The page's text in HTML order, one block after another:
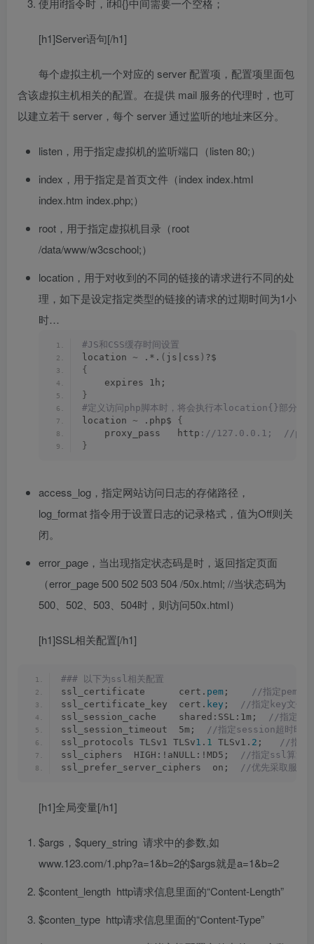
使用if指令时，if和{}中间需要一个空格；
[h1]Server语句[/h1]
每个虚拟主机一个对应的 server 配置项，配置项里面包
含该虚拟主机相关的配置。在提供 mail 服务的代理时，也可
以建立若干 server，每个 server 通过监听的地址来区分。
listen，用于指定虚拟机的监听端口（listen80;）
index，用于指定是首页文件（index index.html
index.htm index.php;）
root，用于指定虚拟机目录（root
/data/www/w3cschool;）
location，用于对收到的不同的链接的请求进行不同的处
理，如下是设定指定类型的链接的请求的过期时间为1小
时…
#JS和CSS缓存时间设置
location ~ .*. ( js|css ) ?$
{
    expires 1h;
}
#定义访问php脚本时，将会执行本location{}部分指
location ~ .php$ {
    proxy_pass   http
://127.0.0.1;  //
}
access_log，指定网站访问日志的存储路径，
log_format 指令用于设置日志的记录格式，值为Off则关
闭。
error_page，当出现指定状态码是时，返回指定页面
（error_page500502503504/50x.html; //当状态码为
500、502、503、504时，则访问50x.html）
[h1]SSL相关配置[/h1]
### 以下为ssl相关配置
ssl_certificate      cert. pem ;
//指定pem文
ssl_certificate_key  cert. key ;
//指定key文件
ssl_session_cache    shared:SSL:1m;
//指定
ssl_session_timeout  5m;
//指定session超时时间
ssl_protocols TLSv1 TLSv1 . 1 TLSv1. 2 ;
//指定
ssl_ciphers  HIGH:!aNULL:!MD5;
//指定ssl算法
ssl_prefer_server_ciphers  on;
//优先采取服务
[h1]全局变量[/h1]
$args，$query_string 请求中的参数,如
www.123.com/1.php?a=1&b=2的$args就是a=1&b=2
$content_length http请求信息里面的“Content-Length”
$conten_type http请求信息里面的“Content-Type”